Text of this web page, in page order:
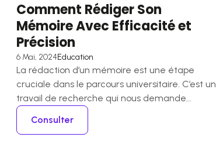
Comment Rédiger Son
Mémoire Avec Efficacité et
Précision
6 Mai, 2024Education
La rédaction d’un mémoire est une étape
cruciale dans le parcours universitaire. C’est un
travail de recherche qui nous demande...
Consulter